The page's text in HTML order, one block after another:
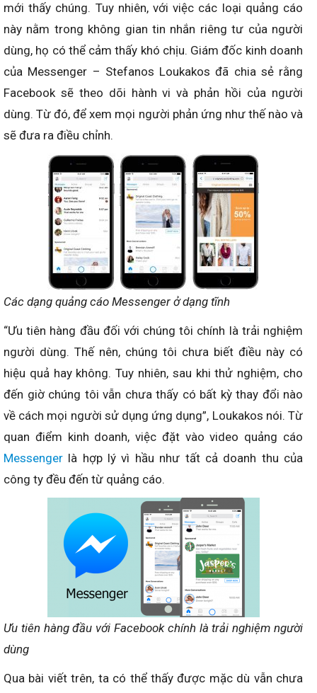
mới thấy chúng. Tuy nhiên, với việc các loại quảng cáo
này nằm trong không gian tin nhắn riêng tư của người
dùng, họ có thể cảm thấy khó chịu. Giám đốc kinh doanh
của Messenger – Stefanos Loukakos đã chia sẻ rằng
Facebook sẽ theo dõi hành vi và phản hồi của người
dùng. Từ đó, để xem mọi người phản ứng như thế nào và
sẽ đưa ra điều chỉnh.
Các dạng quảng cáo Messenger ở dạng tĩnh
“Ưu tiên hàng đầu đối với chúng tôi chính là trải nghiệm
người dùng. Thế nên, chúng tôi chưa biết điều này có
hiệu quả hay không. Tuy nhiên, sau khi thử nghiệm, cho
đến giờ chúng tôi vẫn chưa thấy có bất kỳ thay đổi nào
về cách mọi người sử dụng ứng dụng”, Loukakos nói. Từ
quan điểm kinh doanh, việc đặt vào video quảng cáo
Messenger là hợp lý vì hầu như tất cả doanh thu của
công ty đều đến từ quảng cáo.
Ưu tiên hàng đầu với Facebook chính là trải nghiệm người
dùng
Qua bài viết trên, ta có thể thấy được mặc dù vẫn chưa